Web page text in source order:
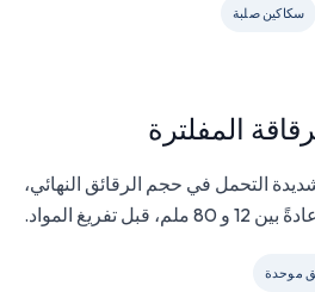
سكاكين صلبة
المفلترة
التحمل في حجم الرقائق النهائي،
قبل تفريغ المواد.
موحدة